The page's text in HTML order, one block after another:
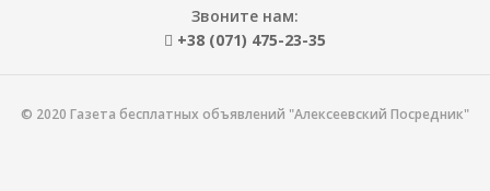
Звоните нам:
+38 (071) 475-23-35
© 2020 Газета бесплатных объявлений "Алексеевский Посредник"